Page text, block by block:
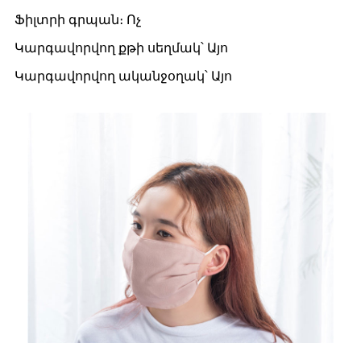
Ֆիլտրի գրպան։ Ոչ
Կարգավորվող քթի սեղմակ՝ Այո
Կարգավորվող ականջօղակ՝ Այո